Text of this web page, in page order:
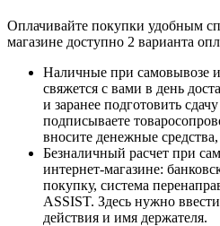
Оплачивайте покупки удобным
магазине доступно 2 варианта
Наличные при самовывозе
свяжется с вами в день
и заранее подготовить
подписываете
вносите денежные
Безналичный расчет при
интернет-магазине:
покупку, система
ASSIST. Здесь нужно
действия и имя держателя.